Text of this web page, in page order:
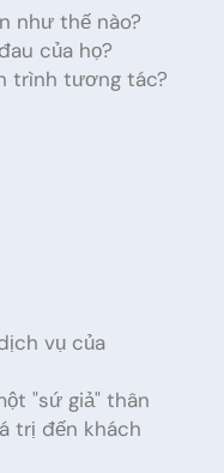
như thế nào?
của họ?
trình tương tác?
vụ của
"sứ giả" thân
trị đến khách